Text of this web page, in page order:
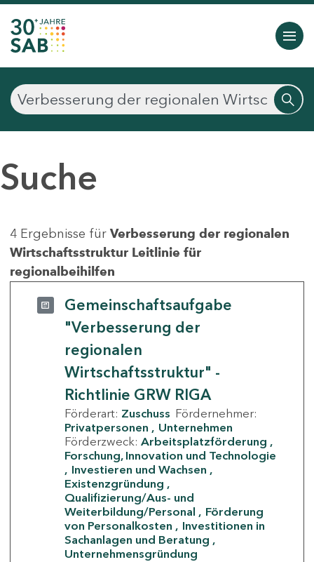
Suche
4 Ergebnisse für Verbesserung der regionalen
Wirtschaftsstruktur Leitlinie für
regionalbeihilfen
Gemeinschaftsaufgabe
"Verbesserung der
regionalen
Wirtschaftsstruktur" -
Richtlinie GRW RIGA
Förderart: Zuschuss Fördernehmer:
Privatpersonen
Unternehmen
Förderzweck: Arbeitsplatzförderung
Forschung, Innovation und Technologie
Investieren und Wachsen
Existenzgründung
Qualifizierung/Aus- und
Weiterbildung/Personal
Förderung
von Personalkosten
Investitionen in
Sachanlagen und Beratung
Unternehmensgründung